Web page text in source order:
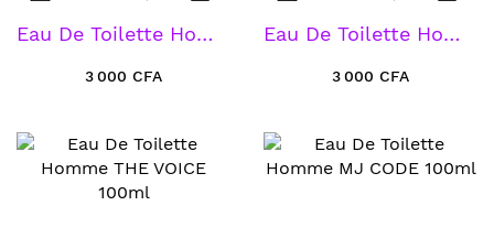
Eau De Toilette Homme L'AS VEGAS 100ml
3 000 CFA
Eau De Toilette Homme EMOTION BLUE 100ml
3 000 CFA